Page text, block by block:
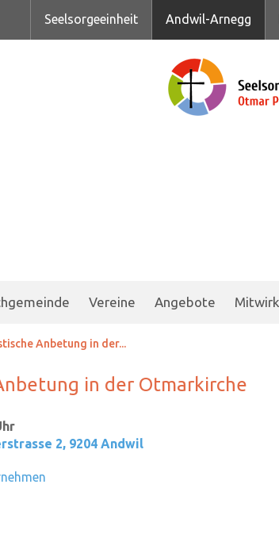
Seelsorgeeinheit Andwil-Arnegg
Vereine Angebote
Anbetung in der...
in der Otmarkirche
2, 9204 Andwil